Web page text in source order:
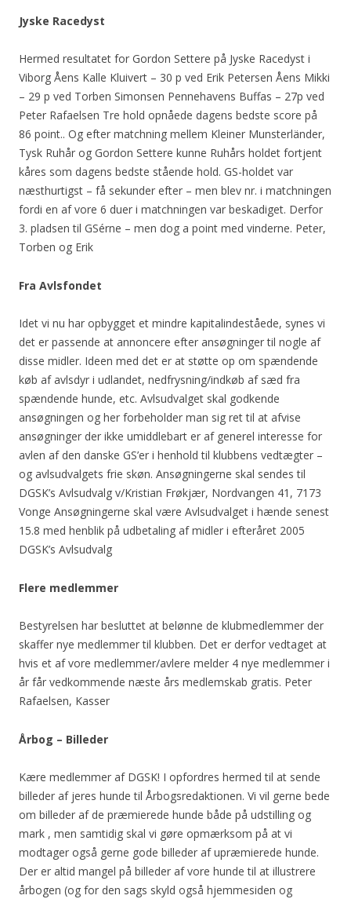
Jyske Racedyst
Hermed resultatet for Gordon Settere på Jyske Racedyst i
Viborg Åens Kalle Kluivert – 30 p ved Erik Petersen Åens Mikki
– 29 p ved Torben Simonsen Pennehavens Buffas – 27p ved
Peter Rafaelsen Tre hold opnåede dagens bedste score på
86 point.. Og efter matchning mellem Kleiner Munsterländer,
Tysk Ruhår og Gordon Settere kunne Ruhårs holdet fortjent
kåres som dagens bedste stående hold. GS-holdet var
næsthurtigst – få sekunder efter – men blev nr. i matchningen
fordi en af vore 6 duer i matchningen var beskadiget. Derfor
3. pladsen til GSérne – men dog a point med vinderne. Peter,
Torben og Erik
Fra Avlsfondet
Idet vi nu har opbygget et mindre kapitalindeståede, synes vi
det er passende at annoncere efter ansøgninger til nogle af
disse midler. Ideen med det er at støtte op om spændende
køb af avlsdyr i udlandet, nedfrysning/indkøb af sæd fra
spændende hunde, etc. Avlsudvalget skal godkende
ansøgningen og her forbeholder man sig ret til at afvise
ansøgninger der ikke umiddlebart er af generel interesse for
avlen af den danske GS’er i henhold til klubbens vedtægter –
og avlsudvalgets frie skøn. Ansøgningerne skal sendes til
DGSK’s Avlsudvalg v/Kristian Frøkjær, Nordvangen 41, 7173
Vonge Ansøgningerne skal være Avlsudvalget i hænde senest
15.8 med henblik på udbetaling af midler i efteråret 2005
DGSK’s Avlsudvalg
Flere medlemmer
Bestyrelsen har besluttet at belønne de klubmedlemmer der
skaffer nye medlemmer til klubben. Det er derfor vedtaget at
hvis et af vore medlemmer/avlere melder 4 nye medlemmer i
år får vedkommende næste års medlemskab gratis. Peter
Rafaelsen, Kasser
Årbog – Billeder
Kære medlemmer af DGSK! I opfordres hermed til at sende
billeder af jeres hunde til Årbogsredaktionen. Vi vil gerne bede
om billeder af de præmierede hunde både på udstilling og
mark , men samtidig skal vi gøre opmærksom på at vi
modtager også gerne gode billeder af upræmierede hunde.
Der er altid mangel på billeder af vore hunde til at illustrere
årbogen (og for den sags skyld også hjemmesiden og